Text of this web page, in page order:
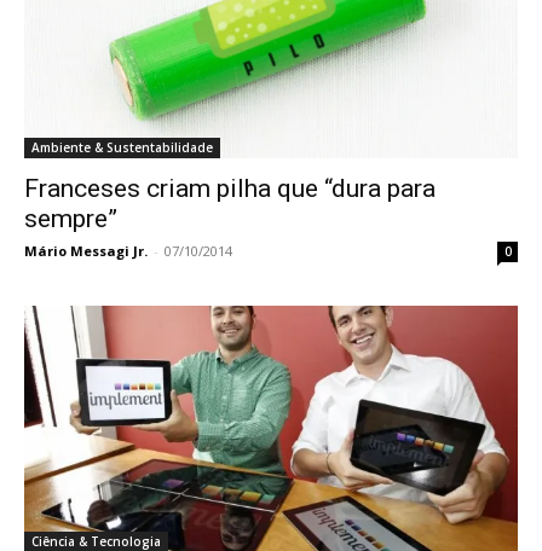
Ambiente & Sustentabilidade
Franceses criam pilha que “dura para
sempre”
Mário Messagi Jr. - 07/10/2014 0
Ciência & Tecnologia